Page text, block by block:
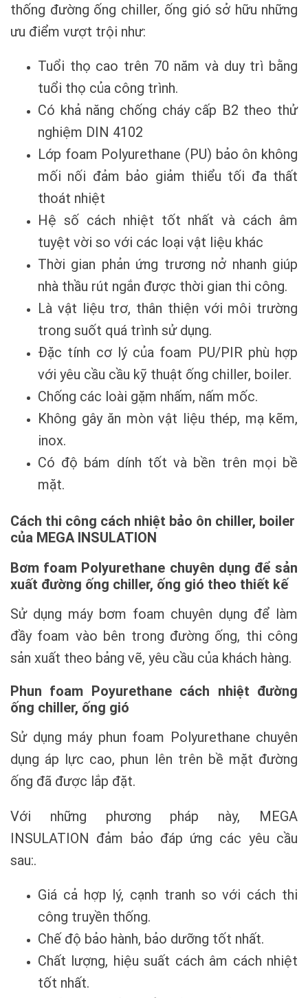
thống đường ống chiller, ống gió sở hữu những
ưu điểm vượt trội như:
Tuổi thọ cao trên 70 năm và duy trì bằng
tuổi thọ của công trình.
Có khả năng chống cháy cấp B2 theo thử
nghiệm DIN 4102
Lớp foam Polyurethane (PU) bảo ôn không
mối nối đảm bảo giảm thiểu tối đa thất
thoát nhiệt
Hệ số cách nhiệt tốt nhất và cách âm
tuyệt vời so với các loại vật liệu khác
Thời gian phản ứng trương nở nhanh giúp
nhà thầu rút ngắn được thời gian thi công.
Là vật liệu trơ, thân thiện với môi trường
trong suốt quá trình sử dụng.
Đặc tính cơ lý của foam PU/PIR phù hợp
với yêu cầu cầu kỹ thuật ống chiller, boiler.
Chống các loài gặm nhấm, nấm mốc.
Không gây ăn mòn vật liệu thép, mạ kẽm,
inox.
Có độ bám dính tốt và bền trên mọi bề
mặt.
Cách thi công cách nhiệt bảo ôn chiller, boiler
của MEGA INSULATION
Bơm foam Polyurethane chuyên dụng để sản
xuất đường ống chiller, ống gió theo thiết kế
Sử dụng máy bơm foam chuyên dụng để làm
đầy foam vào bên trong đường ống, thi công
sản xuất theo bảng vẽ, yêu cầu của khách hàng.
Phun foam Poyurethane cách nhiệt đường
ống chiller, ống gió
Sử dụng máy phun foam Polyurethane chuyên
dụng áp lực cao, phun lên trên bề mặt đường
ống đã được lắp đặt.
Với những phương pháp này, MEGA
INSULATION đảm bảo đáp ứng các yêu cầu
sau:.
Giá cả hợp lý, cạnh tranh so với cách thi
công truyền thống.
Chế độ bảo hành, bảo dưỡng tốt nhất.
Chất lượng, hiệu suất cách âm cách nhiệt
tốt nhất.